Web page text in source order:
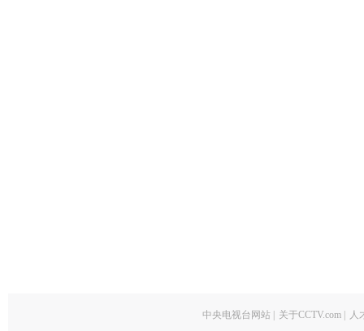
中央电视台网站 关于CCTV.com 人